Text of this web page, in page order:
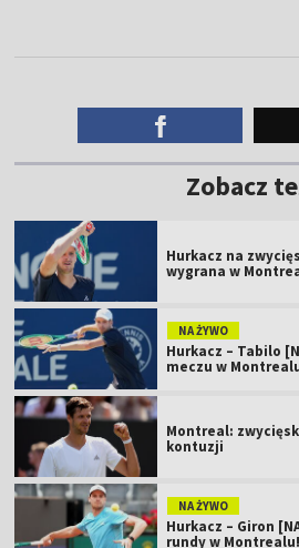
Zobacz
Hurkacz na
wygrana w
NA ŻYWO
Hurkacz – Tabilo
meczu w
Montreal:
kontuzji
NA ŻYWO
Hurkacz – Giron
rundy w Montrealu!